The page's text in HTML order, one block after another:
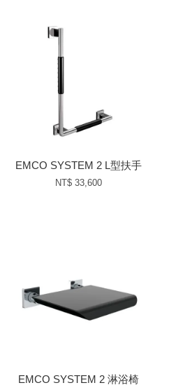
EMCO SYSTEM 2 L型扶手
NT$ 33,600
EMCO SYSTEM 2 淋浴椅